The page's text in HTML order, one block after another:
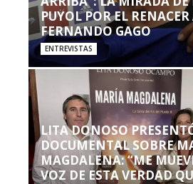
PUYOL POR EL
FERNANDO GAGO
ENTREVISTAS
LITA DONOSO
DOCUMENTAL SOBRE
MAGDALENA: “ME
VOZ DE ESTA VERDAD